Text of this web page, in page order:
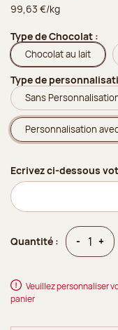
99,63 €/kg
Type de Chocolat :
Chocolat au lait
Type de
Sans
Personnalisation
Ecrivez ci-dessous
Quantité : - Quantité
+
Veuillez personnaliser
panier